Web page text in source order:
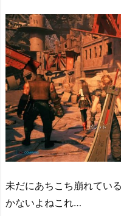
未だにあちこち崩れてい
かないよねこれ…